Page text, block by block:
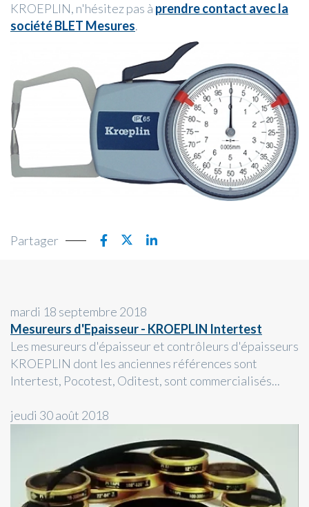
KROEPLIN, n'hésitez pas à prendre contact avec la
société BLET Mesures.
Partager
mardi 18 septembre 2018
Mesureurs d'Epaisseur - KROEPLIN Intertest
Les mesureurs d'épaisseur et contrôleurs d'épaisseurs
KROEPLIN dont les anciennes références sont
Intertest, Pocotest, Oditest, sont commercialisés...
jeudi 30 août 2018